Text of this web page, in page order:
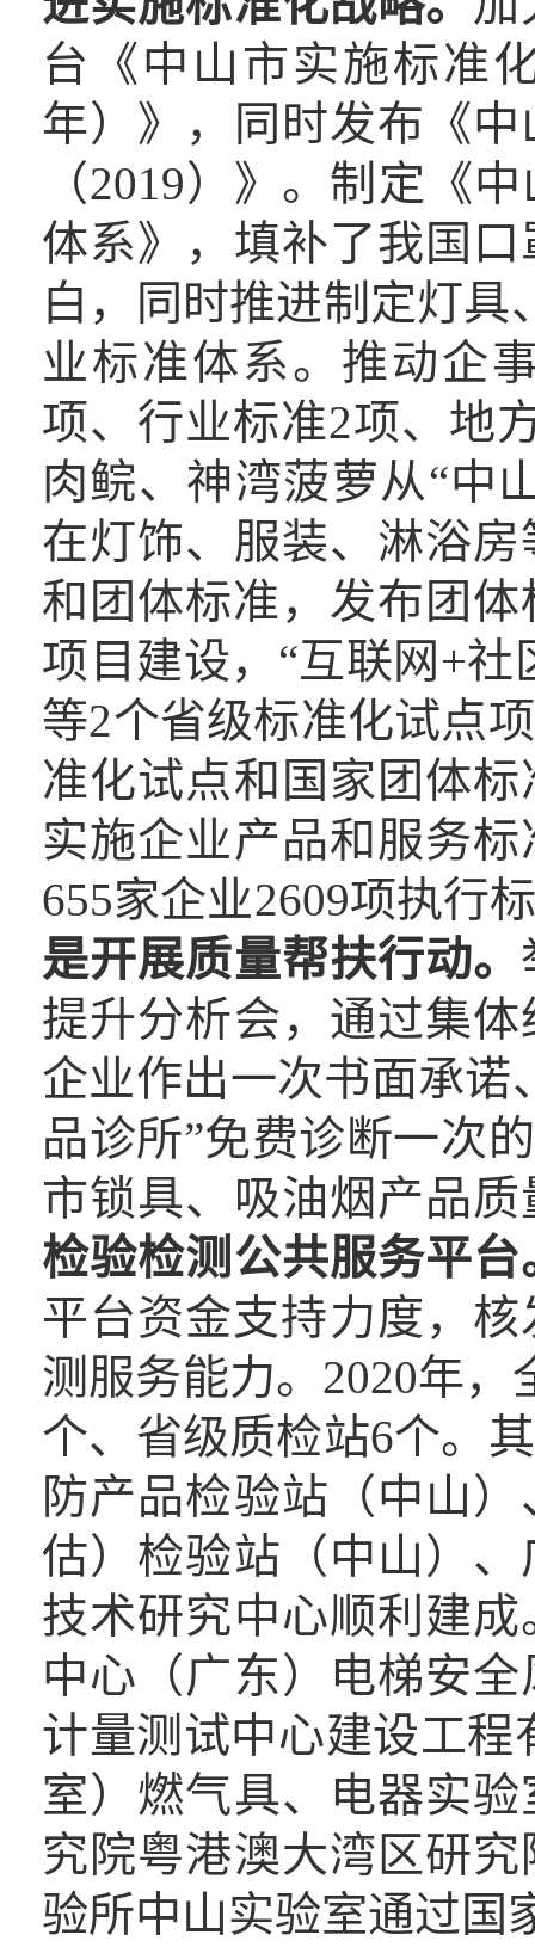
台《中山市实施标准
年）》，同时发布《
（2019）》。制定《
体系》，填补了我国
白，同时推进制定灯具
业标准体系。推动企
项、行业标准2项、地
肉鲩、神湾菠萝从“中
在灯饰、服装、淋浴
和团体标准，发布团
项目建设，“互联网+社
等2个省级标准化试点
准化试点和国家团体
实施企业产品和服务
655家企业2609项执行
是开展质量帮扶行动。
提升分析会，通过集
企业作出一次书面承诺
品诊所”免费诊断一次
市锁具、吸油烟产品
检验检测公共服务平台
平台资金支持力度，
测服务能力。2020年
个、省级质检站6个。
防产品检验站（中山
估）检验站（中山）
技术研究中心顺利建
中心（广东）电梯安
计量测试中心建设工
室）燃气具、电器实
究院粤港澳大湾区研
验所中山实验室通过国